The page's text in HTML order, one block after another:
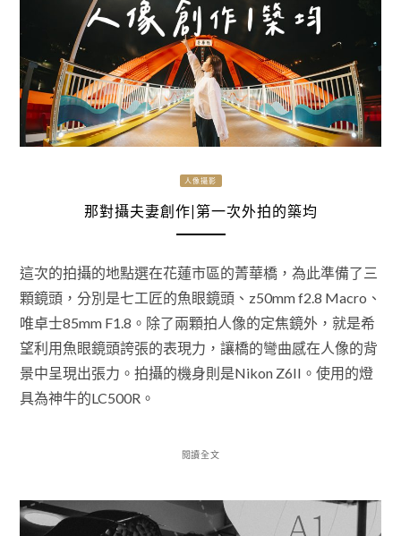
人像攝影
那對攝夫妻創作|第一次外拍的築均
這次的拍攝的地點選在花蓮市區的菁華橋，為此準備了三
顆鏡頭，分別是七工匠的魚眼鏡頭、z50mm f2.8 Macro、
唯卓士85mm F1.8。除了兩顆拍人像的定焦鏡外，就是希
望利用魚眼鏡頭誇張的表現力，讓橋的彎曲感在人像的背
景中呈現出張力。拍攝的機身則是Nikon Z6II。使用的燈
具為神牛的LC500R。
閱讀全文